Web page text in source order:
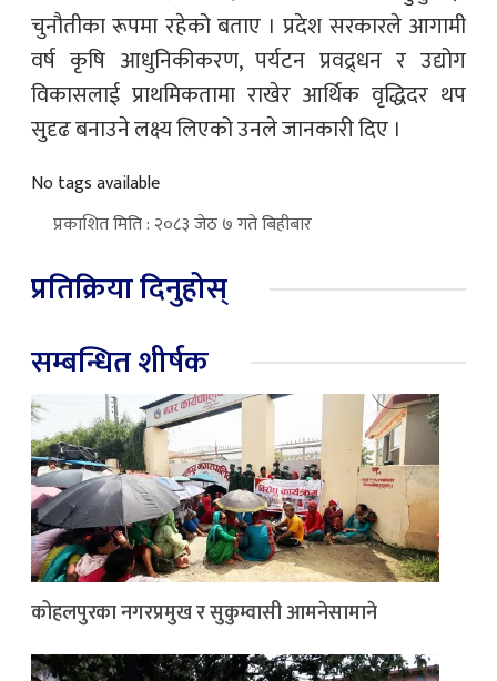
चुनौतीका रूपमा रहेको बताए । प्रदेश सरकारले आगामी
वर्ष कृषि आधुनिकीकरण, पर्यटन प्रवद्र्धन र उद्योग
विकासलाई प्राथमिकतामा राखेर आर्थिक वृद्धिदर थप
सुदृढ बनाउने लक्ष्य लिएको उनले जानकारी दिए ।
No tags available
प्रकाशित मिति : २०८३ जेठ ७ गते बिहीबार
प्रतिक्रिया दिनुहोस्
सम्बन्धित शीर्षक
कोहलपुरका नगरप्रमुख र सुकुम्वासी आमनेसामाने